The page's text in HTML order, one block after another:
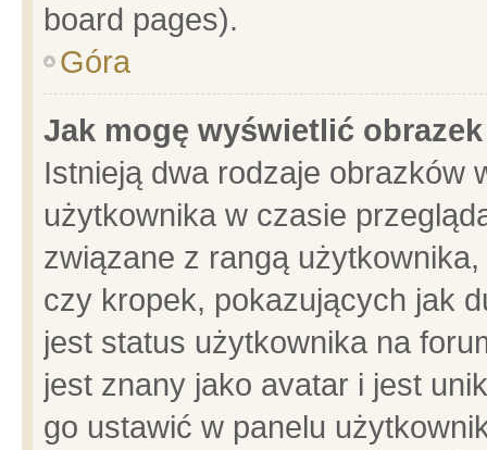
board pages).
Góra
Jak mogę wyświetlić
Istnieją dwa rodzaje obrazków
użytkownika w czasie
związane z rangą
czy kropek, pokazujących jak
jest status użytkownika na
jest znany jako avatar i jest
go ustawić w panelu